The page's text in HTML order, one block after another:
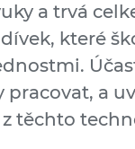
a trvá
které
a
těchto